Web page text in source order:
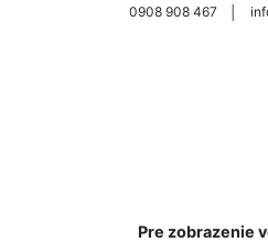
0908 908 467
Pre zobrazenie